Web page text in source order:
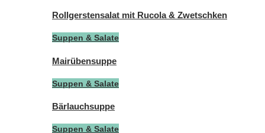
Rollgerstensalat mit Rucola & Zwetschken
Suppen & Salate
Mairübensuppe
Suppen & Salate
Bärlauchsuppe
Suppen & Salate